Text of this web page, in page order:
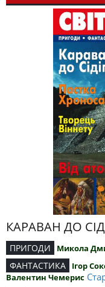
КАРАВАН ДО
ПРИГОДИ Микола
ФАНТАСТИКА Ігор
Валентин Чемерис